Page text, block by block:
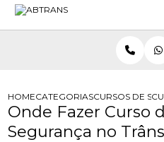
HOMECATEGORIASCURSOS DE
Onde Fazer Curso
Segurança no